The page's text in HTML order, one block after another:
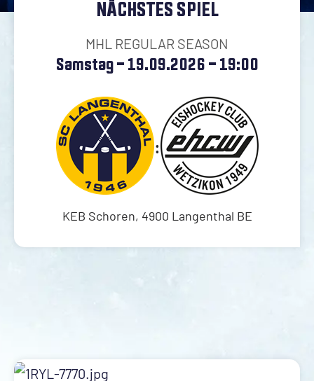
Restaurant Time Out
Backstage Event
Schloss Hoger
Verfügbarkeit
Verlingue Fanbar
Verfügbarkeit
Fans
Fanclubs
Fandelegierte
Auswärtsfahrten
Geschichte
NÄCHSTES SPIEL
MHL REGULAR SEASON
Samstag - 19.09.2026 - 19:00
:
KEB Schoren, 4900 Langenthal BE